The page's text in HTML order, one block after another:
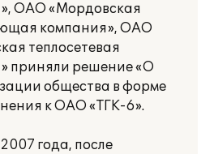
ОАО «Мордовская
компания», ОАО
теплосетевая
приняли решение «О
общества в форме
к ОАО «ТГК-6».
года, после